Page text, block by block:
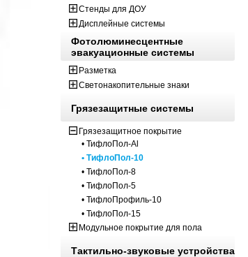
Стенды для ДОУ
Дисплейные системы
Фотолюминесцентные
эвакуационные системы
Разметка
Светонакопительные знаки
Грязезащитные системы
Грязезащитное покрытие
• ТифлоПол-Al
• ТифлоПол-10
• ТифлоПол-8
• ТифлоПол-5
• ТифлоПрофиль-10
• ТифлоПол-15
Модульное покрытие для пола
Тактильно-звуковые устройства